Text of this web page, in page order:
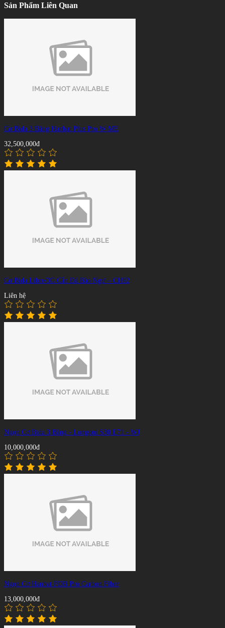
Sản Phẩm Liên Quan
Cơ Bida 3 Băng Hanbat Plus Pro W ME
32,500,000đ
Cơ Bida Libre/3C Cẩn Đá Bào Ngư – CH92
Liên hệ
Ngọn Cơ Bida 3 Băng - Longoni S30 E71 - WJ
10,000,000đ
Ngọn Cơ Hanbat PDB Pro Carbon Fiber
13,000,000đ